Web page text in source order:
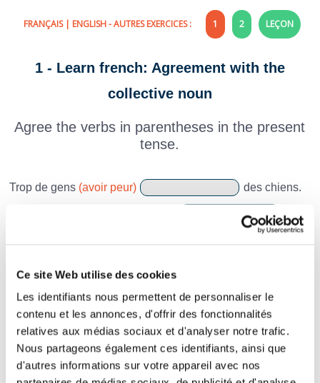
Ce site Web utilise des cookies
Les identifiants nous permettent de personnaliser le
contenu et les annonces, d'offrir des fonctionnalités
relatives aux médias sociaux et d'analyser notre trafic.
Nous partageons également ces identifiants, ainsi que
d'autres informations sur votre appareil avec nos
FRANÇAIS| ENGLISH- AUTRES EXERCICES : 1 2 LEÇON
1 - Learn french: Agreement with the
collective noun
Agree the verbs in parentheses in the present
tense.
Trop de gens (avoir peur) des chiens.
au
les rues.
Cette bande de jeunes(jouer) dans les
rues.